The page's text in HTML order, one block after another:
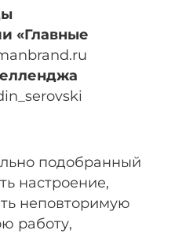
«Главные
подобранный
настроение,
неповторимую
работу,